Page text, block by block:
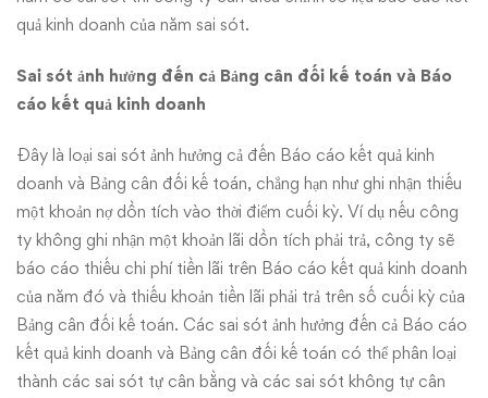
quả kinh doanh của năm sai sót.
Sai sót ảnh hưởng đến cả Bảng cân đối kế toán và Báo
cáo kết quả kinh doanh
Đây là loại sai sót ảnh hưởng cả đến Báo cáo kết quả kinh
doanh và Bảng cân đối kế toán, chẳng hạn như ghi nhận thiếu
một khoản nợ dồn tích vào thời điểm cuối kỳ. Ví dụ nếu công
ty không ghi nhận một khoản lãi dồn tích phải trả, công ty sẽ
báo cáo thiếu chi phí tiền lãi trên Báo cáo kết quả kinh doanh
của năm đó và thiếu khoản tiền lãi phải trả trên số cuối kỳ của
Bảng cân đối kế toán. Các sai sót ảnh hưởng đến cả Báo cáo
kết quả kinh doanh và Bảng cân đối kế toán có thể phân loại
thành các sai sót tự cân bằng và các sai sót không tự cân